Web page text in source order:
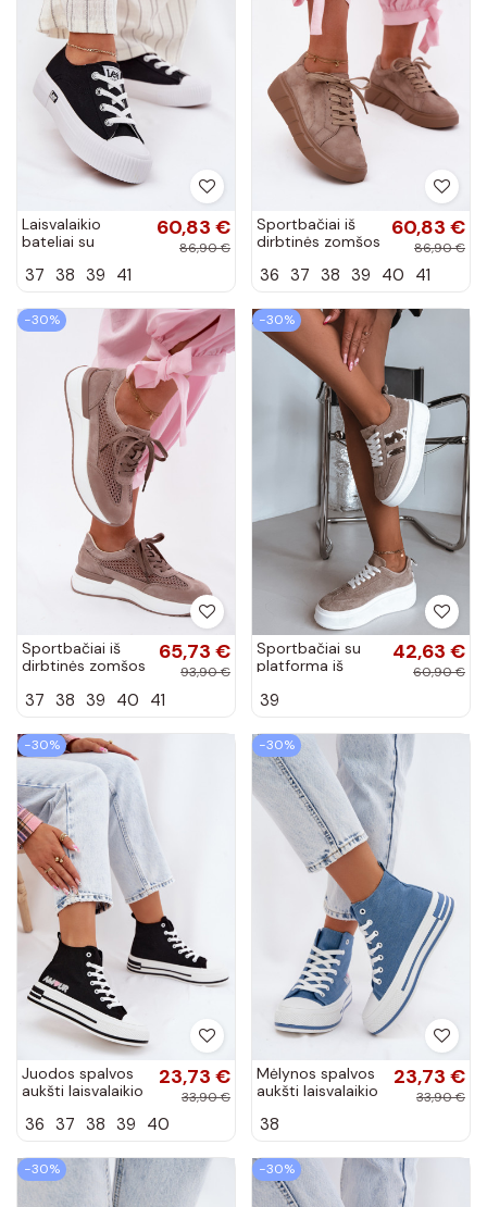
Laisvalaikio
bateliai su
spalvos
60,83 €
86,90 €
37 38 39 41
Sportbačiai iš
dirbtinės zomšos
platformos
Danida
60,83 €
86,90 €
36 37 38 39 40 41
−30%
Sportbačiai iš
dirbtinės zomšos
smėlio spalvos
65,73 €
93,90 €
37 38 39 40 41
−30%
Sportbačiai su
platforma iš
smėlio spalvos
42,63 €
60,90 €
39
−30%
Juodos spalvos
aukšti laisvalaikio
platforma Liline
23,73 €
33,90 €
36 37 38 39 40
−30%
Mėlynos spalvos
aukšti laisvalaikio
platforma Liline
23,73 €
33,90 €
38
−30% −30%